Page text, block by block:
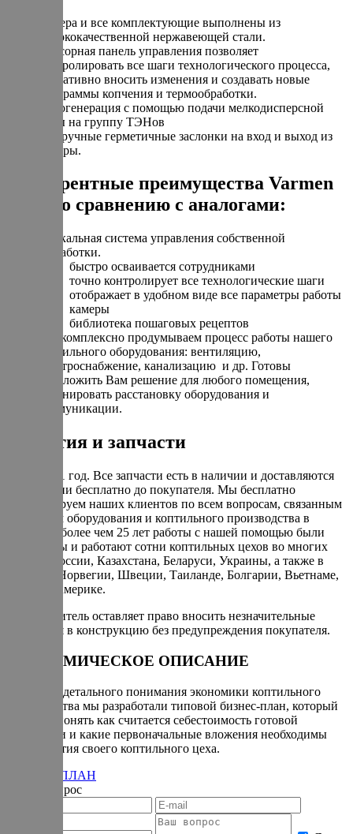
Камера и все комплектующие выполнены из
высококачественной нержавеющей стали.
Сенсорная панель управления позволяет
контролировать все шаги технологического процесса,
оперативно вносить изменения и создавать новые
программы копчения и термообработки.
Парогенерация с помощью подачи мелкодисперсной
воды на группу ТЭНов
Две ручные герметичные заслонки на вход и выход из
камеры.
Конкурентные преимущества Varmen
Mini по сравнению с аналогами:
Уникальная система управления собственной
разработки.
быстро осваивается сотрудниками
точно контролирует все технологические шаги
отображает в удобном виде все параметры работы
камеры
библиотека пошаговых рецептов
Мы комплексно продумываем процесс работы нашего
коптильного оборудования: вентиляцию,
электроснабжение, канализацию и др. Готовы
предложить Вам решение для любого помещения,
спланировать расстановку оборудования и
коммуникации.
Гарантия и запчасти
Гарантия 1 год. Все запчасти есть в наличии и доставляются
по гарантии бесплатно до покупателя. Мы бесплатно
консультируем наших клиентов по всем вопросам, связанным
с запуском оборудования и коптильного производства в
целом. За более чем 25 лет работы с нашей помощью были
запущенны и работают сотни коптильных цехов во многих
городах России, Казахстана, Беларуси, Украины, а также в
Израиле, Норвегии, Швеции, Таиланде, Болгарии, Вьетнаме,
Кипре и Америке.
Производитель оставляет право вносить незначительные
изменения в конструкцию без предупреждения покупателя.
ЭКОНОМИЧЕСКОЕ ОПИСАНИЕ
Для более детального понимания экономики коптильного
производства мы разработали типовой бизнес-план, который
поможет понять как считается себестоимость готовой
продукции и какие первоначальные вложения необходимы
для открытия своего коптильного цеха.
БИЗНЕС-ПЛАН
Задать вопрос